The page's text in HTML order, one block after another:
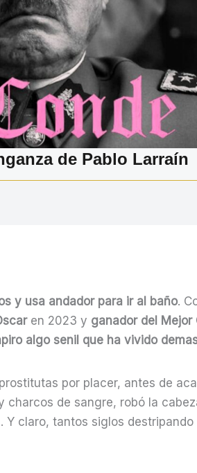
de Pablo Larraín
y usa andador para ir al baño.
en 2023 y ganador del Mejor
algo senil que ha vivido
por placer, antes de
charcos de sangre, robó la
Y claro, tantos siglos